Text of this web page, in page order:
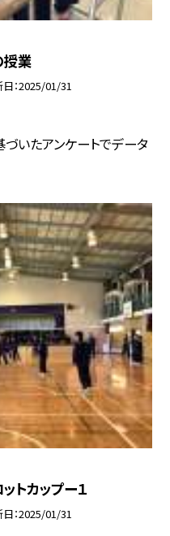
授業
日 2025/01/31
いたアンケートでデータ
トカップー１
日 2025/01/31